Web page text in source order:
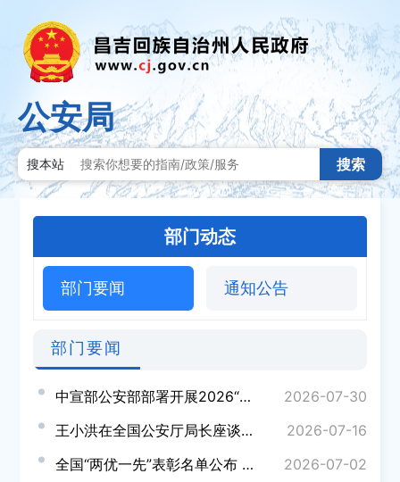
公安局
搜本站 搜索
部门动态
部门要闻 通知公告
部门要闻
中宣部公安部部署开展2026“最美基层民警”宣传发布活动 集中选树宣传一批以创新驱动赋能基层、以高效能...
2026-07-30
王小洪在全国公安厅局长座谈会上强调 积极推动高效能治理 更好促进高水平安全和高质量发展
2026-07-16
全国“两优一先”表彰名单公布 公安系统8名个人和15个集体受到表彰
2026-07-02